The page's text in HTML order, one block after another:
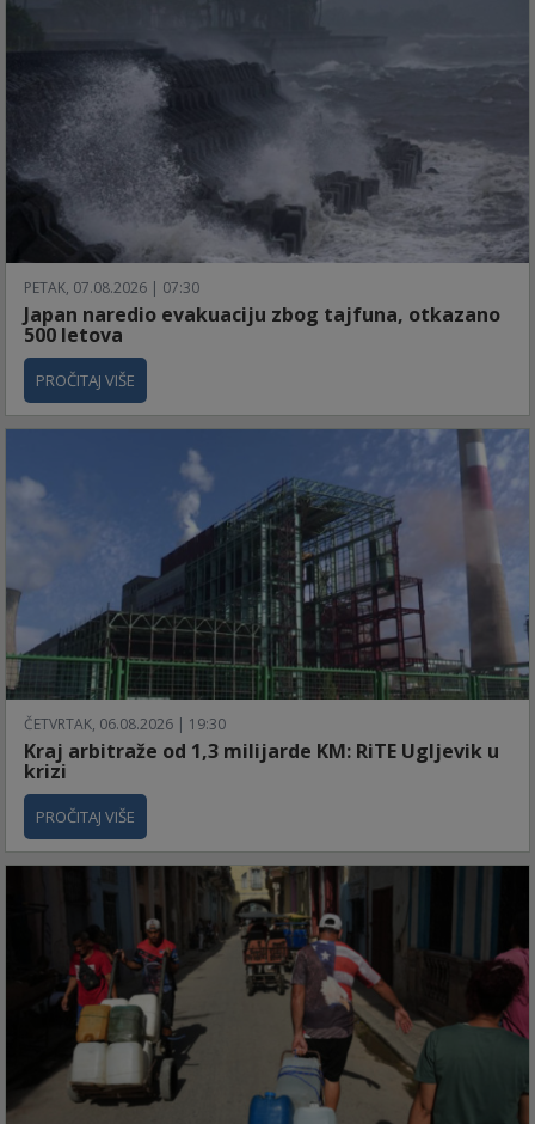
PETAK, 07.08.2026 | 07:30
Japan naredio evakuaciju zbog tajfuna, otkazano
500 letova
PROČITAJ VIŠE
ČETVRTAK, 06.08.2026 | 19:30
Kraj arbitraže od 1,3 milijarde KM: RiTE Ugljevik u
krizi
PROČITAJ VIŠE